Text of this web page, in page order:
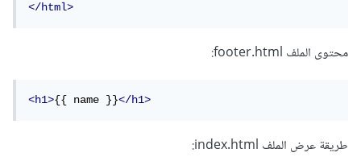
</html>
محتوى الملف footer.html:
<h1>{{ name }}</h1>
طريقة عرض الملف index.html: